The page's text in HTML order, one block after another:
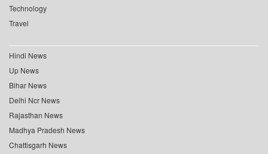
Technology
Travel
Hindi News
Up News
Bihar News
Delhi Ncr News
Rajasthan News
Madhya Pradesh News
Chattisgarh News